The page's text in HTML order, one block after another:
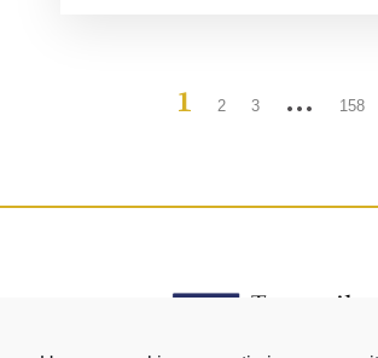
1 2 3 … 158